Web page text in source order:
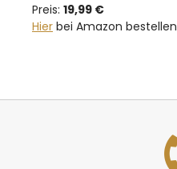
Preis: 19,99 €
Hier bei Amazon bestellen